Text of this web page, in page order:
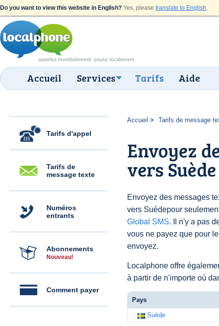
Do you want to view this website in English? Yes, please translate to English.
Accueil Services Tarifs Aide
Tarifs d'appel
Tarifs de
message texte
Numéros
entrants
Abonnements
Nouveau!
Comment payer
Accueil Tarifs de message
Envoyez
vers
Envoyez des messages
vers Suèdepour
Global SMS. Il n'y a pas
vous ne payez que pour
envoyez.
Localphone offre
à partir de n'importe où
Pays
Suède